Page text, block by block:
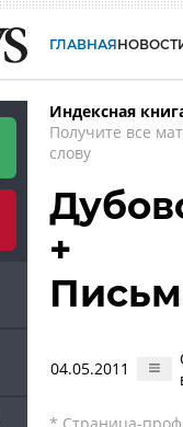
ГЛАВНАЯ
Индексная
Получите все
слову
+
04.05.2011